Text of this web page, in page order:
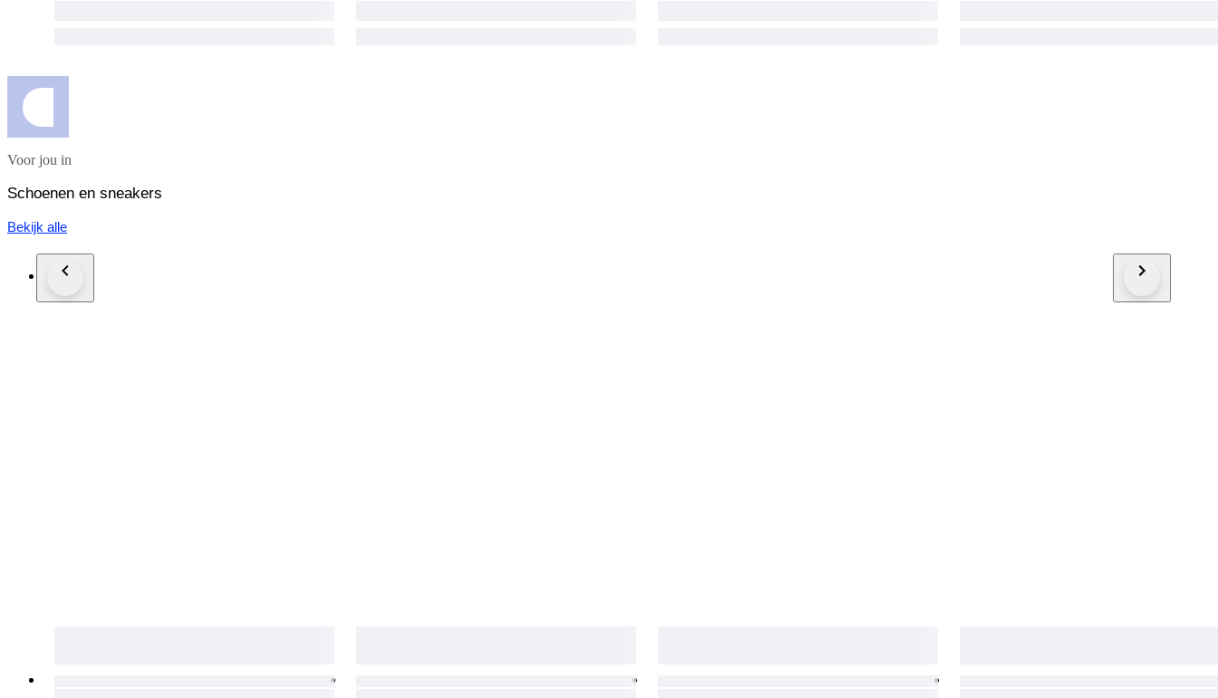
Voor jou in
Schoenen en sneakers
Bekijk alle